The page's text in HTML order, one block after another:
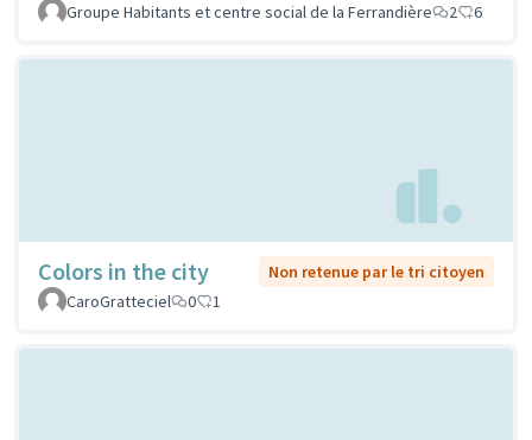
Groupe Habitants et centre social de la Ferrandière
2 6
Colors in the city
Non retenue par le tri citoyen
CaroGratteciel
0 1